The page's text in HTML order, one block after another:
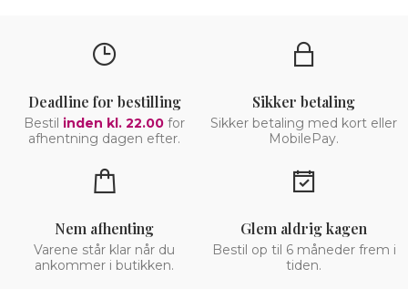
Deadline for bestilling
Bestil inden kl. 22.00 for
afhentning dagen efter.
Sikker betaling
Sikker betaling med kort eller
MobilePay.
Nem afhenting
Varene står klar når du
ankommer i butikken.
Glem aldrig kagen
Bestil op til 6 måneder frem i
tiden.